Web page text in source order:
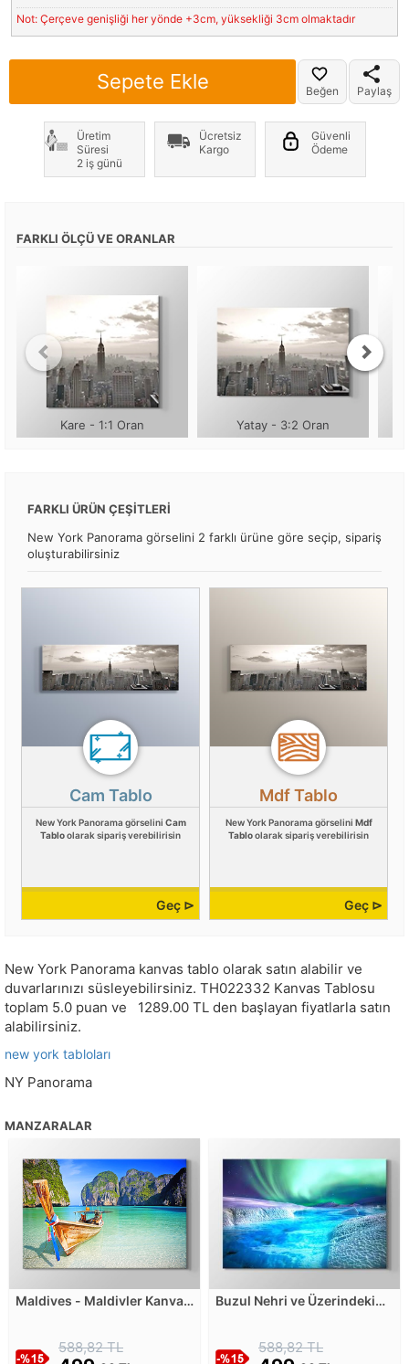
Not: Çerçeve genişliği her yönde +3cm, yüksekliği 3cm olmaktadır
Sepete Ekle Beğen Paylaş
Üretim
Süresi
2 iş günü
Ücretsiz
Kargo
Güvenli
Ödeme
FARKLI ÖLÇÜ VE ORANLAR
Kare - 1:1 Oran Yatay - 3:2 Oran
FARKLI ÜRÜN ÇEŞİTLERİ
New York Panorama görselini 2 farklı ürüne göre seçip, sipariş
oluşturabilirsiniz
Cam Tablo
New York Panorama görselini Cam
Tabloolarak sipariş verebilirisin
Geç ⊳
Mdf Tablo
New York Panorama görselini Mdf
Tabloolarak sipariş verebilirisin
Geç ⊳
New York Panorama kanvas tablo olarak satın alabilir ve
duvarlarınızı süsleyebilirsiniz. TH022332 Kanvas Tablosu
toplam 5.0 puan ve 1289.00 TL den başlayan fiyatlarla satın
alabilirsiniz.
new york tabloları
NY Panorama
MANZARALAR
Maldives - Maldivler Kanvas
588,82 TL
Buzul Nehri ve Üzerindeki
588,82 TL